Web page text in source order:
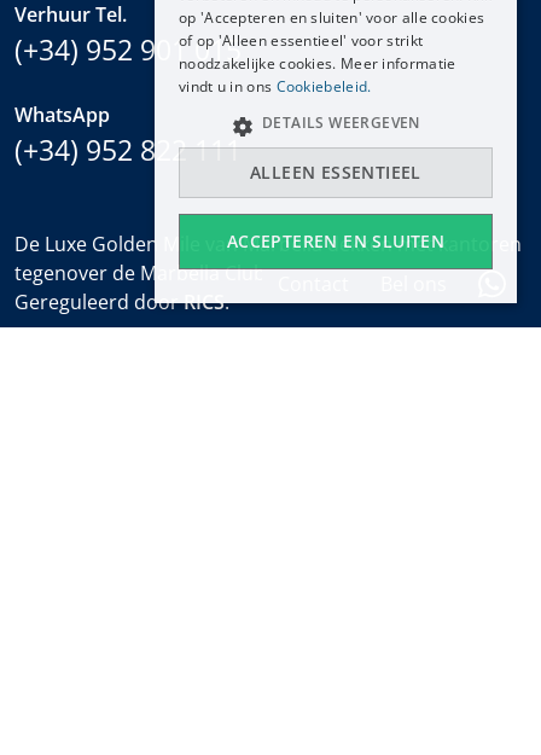
Verhuur Tel.
(+34) 952 901 015
WhatsApp
(+34) 952 822 111
De Luxe Golden Mile van Marbella dekken met kantoren
tegenover de Marbella Club en bij het Puente Romano.
Gereguleerd doorRICS.
op 'Accepteren en sluiten' voor alle cookies
of op 'Alleen essentieel' voor strikt
noodzakelijke cookies. Meer informatie
vindt u in ons Cookiebeleid.
ACCEPTEREN EN SLUITEN
ALLEEN ESSENTIEEL
DETAILS WEERGEVEN